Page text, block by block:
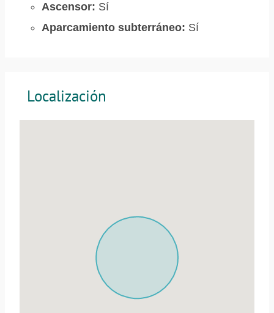
Ascensor: Sí
Aparcamiento subterráneo: Sí
Localización